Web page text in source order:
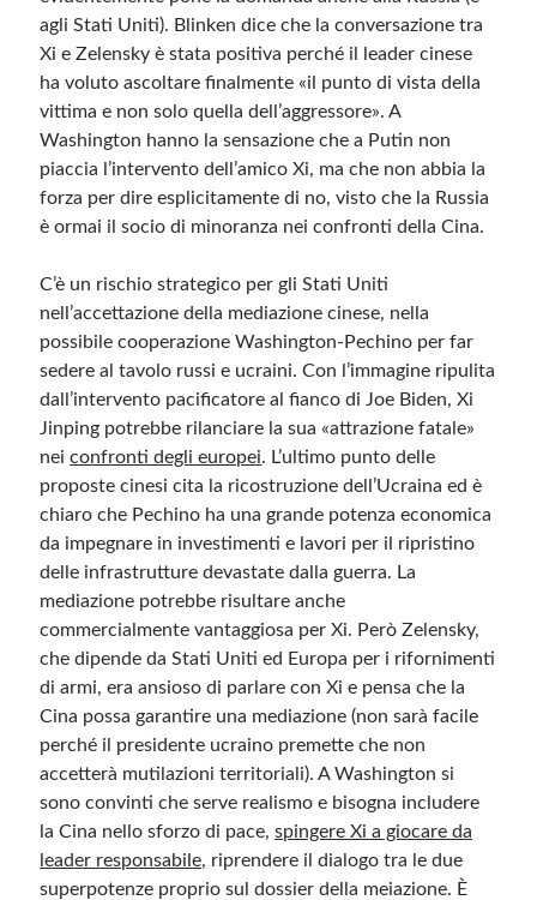
agli Stati Uniti). Blinken dice che la conversazione tra
Xi e Zelensky è stata positiva perché il leader cinese
ha voluto ascoltare finalmente «il punto di vista della
vittima e non solo quella dell’aggressore». A
Washington hanno la sensazione che a Putin non
piaccia l’intervento dell’amico Xi, ma che non abbia la
forza per dire esplicitamente di no, visto che la Russia
è ormai il socio di minoranza nei confronti della Cina.
C’è un rischio strategico per gli Stati Uniti
nell’accettazione della mediazione cinese, nella
possibile cooperazione Washington-Pechino per far
sedere al tavolo russi e ucraini. Con l’immagine ripulita
dall’intervento pacificatore al fianco di Joe Biden, Xi
Jinping potrebbe rilanciare la sua «attrazione fatale»
nei confronti degli europei. L’ultimo punto delle
proposte cinesi cita la ricostruzione dell’Ucrainaed è
chiaro che Pechino ha una grande potenza economica
da impegnare in investimenti e lavori per il ripristino
delle infrastrutture devastate dalla guerra. La
mediazione potrebbe risultare anche
commercialmente vantaggiosa per Xi. Però Zelensky,
che dipende da Stati Uniti ed Europa per i rifornimenti
di armi, era ansioso di parlare con Xi e pensa che la
Cina possa garantire una mediazione (non sarà facile
perché il presidente ucraino premette che non
accetterà mutilazioni territoriali). A Washington si
sono convinti che serve realismo e bisogna includere
la Cina nello sforzo di pace, spingere Xi a giocare da
leader responsabile, riprendere il dialogo tra le due
superpotenze proprio sul dossier della meiazione. È